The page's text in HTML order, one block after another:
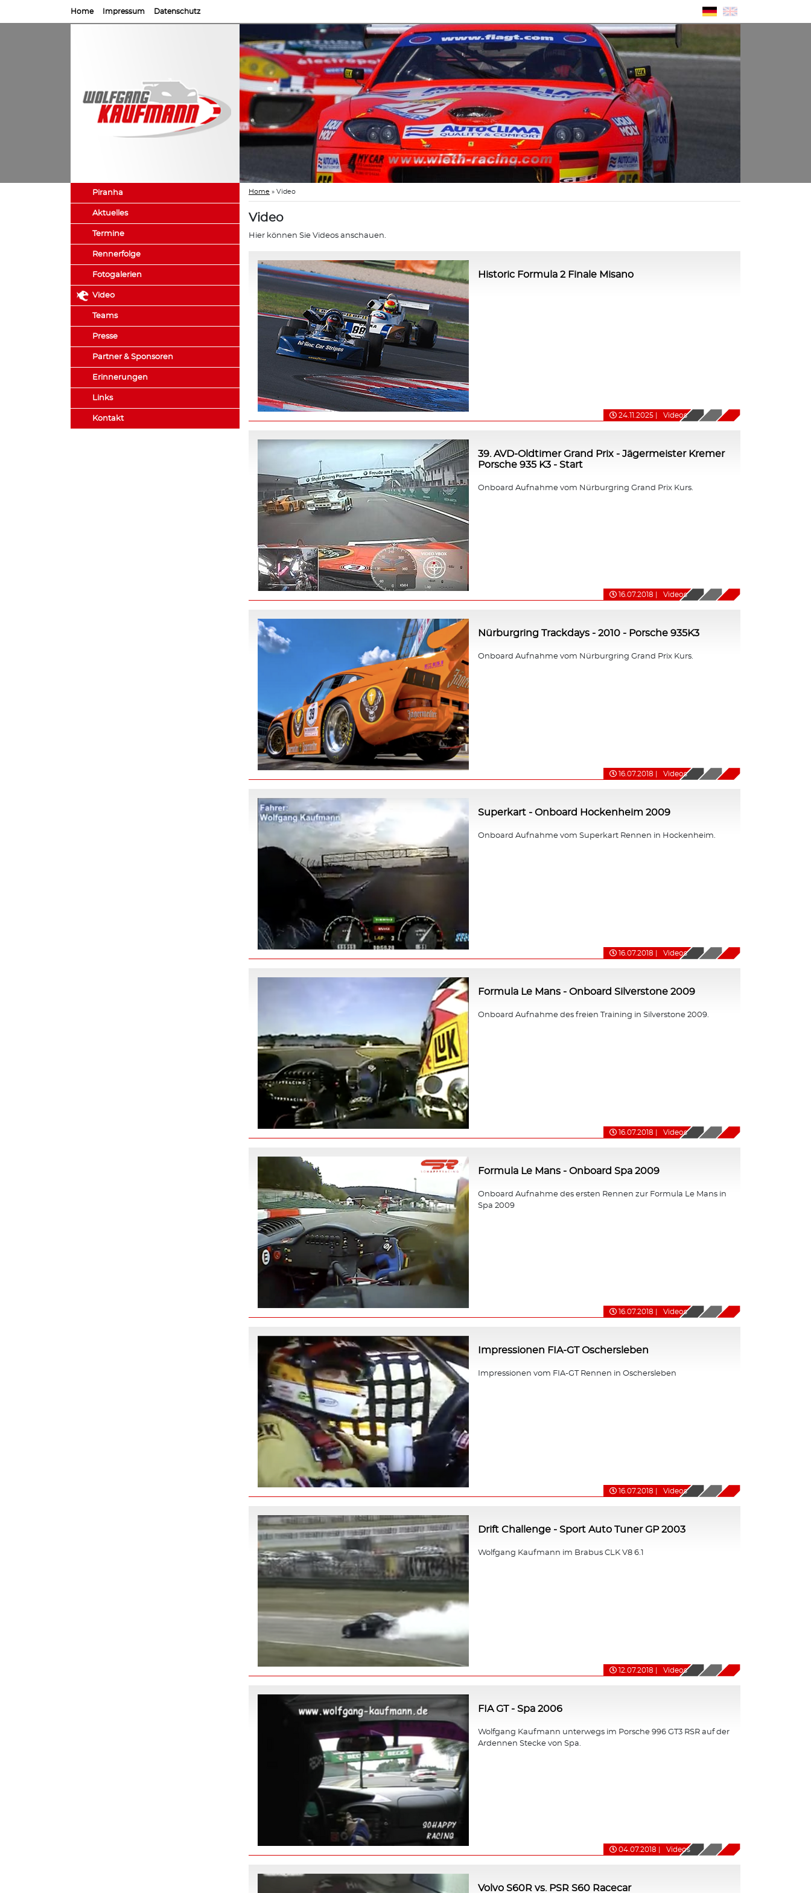
Home Impressum Datenschutz
Piranha
Aktuelles
Termine
Rennerfolge
Fotogalerien
Video
Teams
Presse
Partner & Sponsoren
Erinnerungen
Links
Kontakt
Home » Video
Video
Hier können Sie Videos anschauen.
Historic Formula 2 Finale Misano
24.11.2025 Videos
39. AVD-Oldtimer Grand Prix - Jägermeister Kremer
Porsche 935 K3 - Start
Onboard Aufnahme vom Nürburgring Grand Prix Kurs.
16.07.2018 Videos
Nürburgring Trackdays - 2010 - Porsche 935K3
Onboard Aufnahme vom Nürburgring Grand Prix Kurs.
16.07.2018 Videos
Superkart - Onboard Hockenheim 2009
Onboard Aufnahme vom Superkart Rennen in Hockenheim.
16.07.2018 Videos
Formula Le Mans - Onboard Silverstone 2009
Onboard Aufnahme des freien Training in Silverstone 2009.
16.07.2018 Videos
Formula Le Mans - Onboard Spa 2009
Onboard Aufnahme des ersten Rennen zur Formula Le Mans in
Spa 2009
16.07.2018 Videos
Impressionen FIA-GT Oschersleben
Impressionen vom FIA-GT Rennen in Oschersleben
16.07.2018 Videos
Drift Challenge - Sport Auto Tuner GP 2003
Wolfgang Kaufmann im Brabus CLK V8 6.1
12.07.2018 Videos
FIA GT - Spa 2006
Wolfgang Kaufmann unterwegs im Porsche 996 GT3 RSR auf der
Ardennen Stecke von Spa.
04.07.2018 Videos
Volvo S60R vs. PSR S60 Racecar